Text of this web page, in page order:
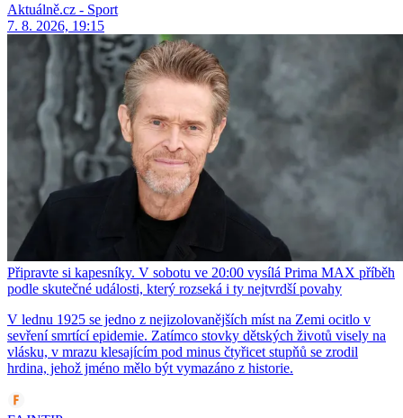
Aktuálně.cz - Sport
7. 8. 2026, 19:15
Připravte si kapesníky. V sobotu ve 20:00 vysílá Prima MAX příběh
podle skutečné události, který rozseká i ty nejtvrdší povahy
V lednu 1925 se jedno z nejizolovanějších míst na Zemi ocitlo v
sevření smrtící epidemie. Zatímco stovky dětských životů visely na
vlásku, v mrazu klesajícím pod minus čtyřicet stupňů se zrodil
hrdina, jehož jméno mělo být vymazáno z historie.